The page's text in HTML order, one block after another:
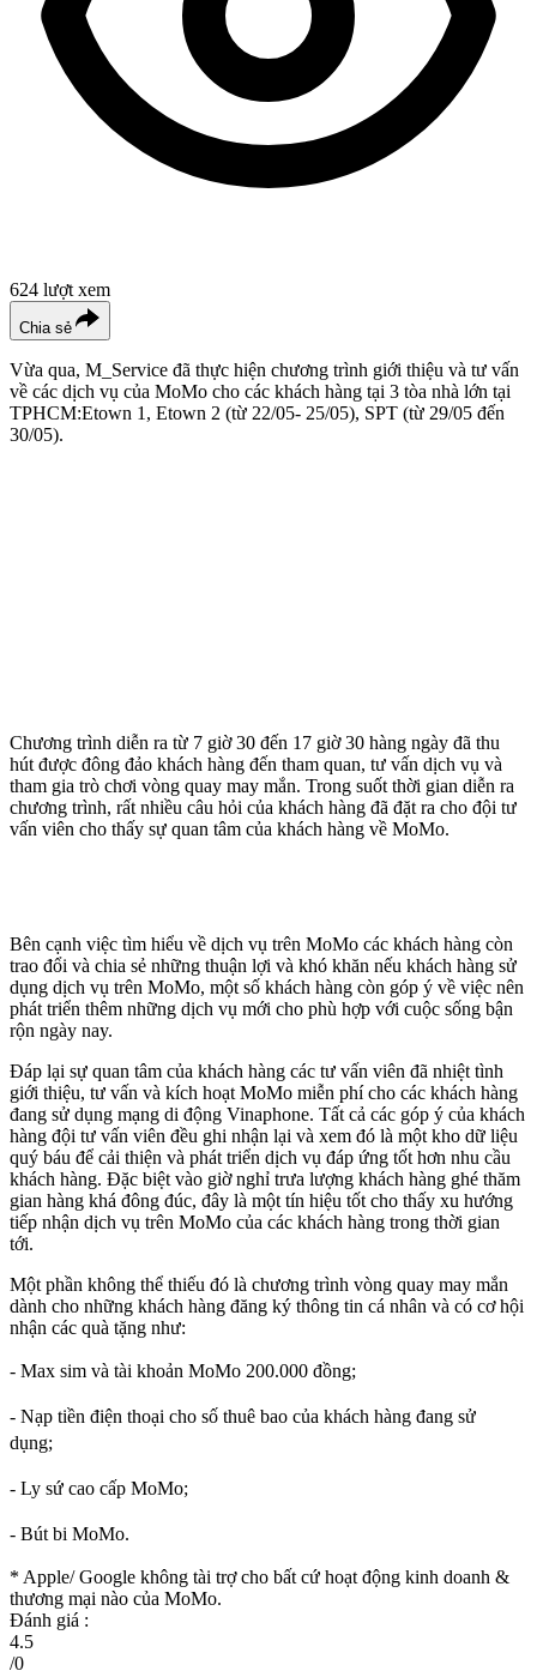
624 lượt xem
Chia sẻ
Vừa qua, M_Service đã thực hiện chương trình giới thiệu và tư vấn
về các dịch vụ của MoMo cho các khách hàng tại 3 tòa nhà lớn tại
TPHCM:Etown 1, Etown 2 (từ 22/05- 25/05), SPT (từ 29/05 đến
30/05).
Chương trình diễn ra từ 7 giờ 30 đến 17 giờ 30 hàng ngày đã thu
hút được đông đảo khách hàng đến tham quan, tư vấn dịch vụ và
tham gia trò chơi vòng quay may mắn. Trong suốt thời gian diễn ra
chương trình, rất nhiều câu hỏi của khách hàng đã đặt ra cho đội tư
vấn viên cho thấy sự quan tâm của khách hàng về MoMo.
Bên cạnh việc tìm hiểu về dịch vụ trên MoMo các khách hàng còn
trao đổi và chia sẻ những thuận lợi và khó khăn nếu khách hàng sử
dụng dịch vụ trên MoMo, một số khách hàng còn góp ý về việc nên
phát triển thêm những dịch vụ mới cho phù hợp với cuộc sống bận
rộn ngày nay.
Đáp lại sự quan tâm của khách hàng các tư vấn viên đã nhiệt tình
giới thiệu, tư vấn và kích hoạt MoMo miễn phí cho các khách hàng
đang sử dụng mạng di động Vinaphone. Tất cả các góp ý của khách
hàng đội tư vấn viên đều ghi nhận lại và xem đó là một kho dữ liệu
quý báu để cải thiện và phát triển dịch vụ đáp ứng tốt hơn nhu cầu
khách hàng. Đặc biệt vào giờ nghỉ trưa lượng khách hàng ghé thăm
gian hàng khá đông đúc, đây là một tín hiệu tốt cho thấy xu hướng
tiếp nhận dịch vụ trên MoMo của các khách hàng trong thời gian
tới.
Một phần không thể thiếu đó là chương trình vòng quay may mắn
dành cho những khách hàng đăng ký thông tin cá nhân và có cơ hội
nhận các quà tặng như:
- Max sim và tài khoản MoMo 200.000 đồng;
- Nạp tiền điện thoại cho số thuê bao của khách hàng đang sử
dụng;
- Ly sứ cao cấp MoMo;
- Bút bi MoMo.
* Apple/ Google không tài trợ cho bất cứ hoạt động kinh doanh &
thương mại nào của MoMo.
Đánh giá :
4.5
/0